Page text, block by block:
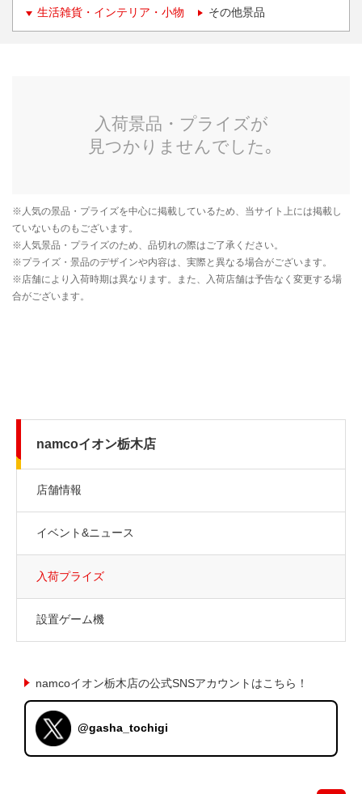
生活雑貨・インテリア・小物 その他景品
namcoイオン栃木店
店舗情報
イベント&ニュース
入荷プライズ
設置ゲーム機
namcoイオン栃木店の公式SNSアカウントはこちら！
@gasha_tochigi